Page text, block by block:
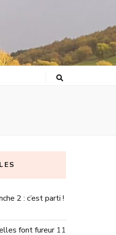
2 : c’est parti !
font fureur 11